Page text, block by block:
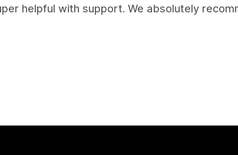
helpful with support. We absolutely